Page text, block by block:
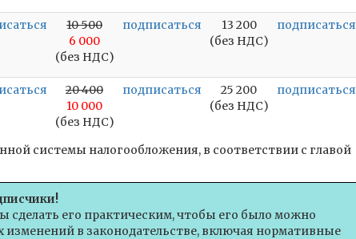
10 500
6 000
(без НДС)
подписаться
13 200
(без НДС)
подписаться
20 400
10 000
(без НДС)
подписаться
25 200
(без НДС)
подписаться
системы налогообложения, в соответствии с главой
сделать его практическим, чтобы его было можно
изменений в законодательстве, включая нормативные